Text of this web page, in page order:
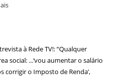
à Rede TV!: “Qualquer
social: ...‘vou aumentar o salário
corrigir o Imposto de Renda’,